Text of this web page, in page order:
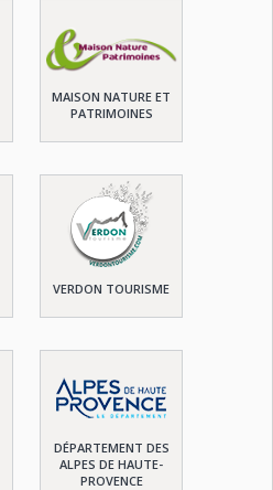
MAISON NATURE ET
PATRIMOINES
VERDON TOURISME
DÉPARTEMENT DES
ALPES DE HAUTE-
PROVENCE